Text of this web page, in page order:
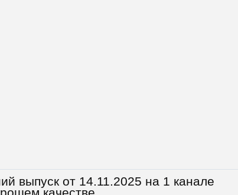
выпуск от 14.11.2025 на 1 канале